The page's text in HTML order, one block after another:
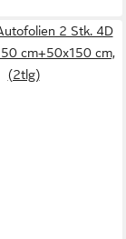
2 Stk. 4D
cm+50x150 cm,
(2tlg)